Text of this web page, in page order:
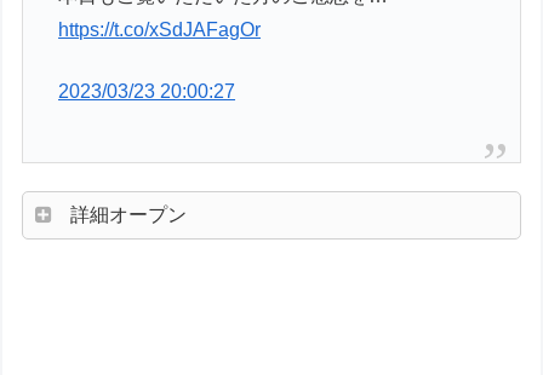
https://t.co/xSdJAFagOr
2023/03/23 20:00:27
詳細オープン